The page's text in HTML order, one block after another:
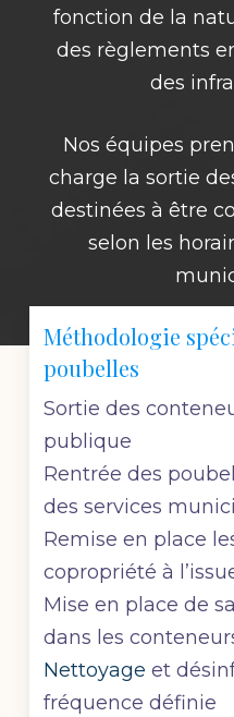
fonction de la
des règlements
des
Nos équipes
charge la sortie
destinées à être
selon les
Méthodologie
poubelles
Sortie des
publique
Rentrée des
des services
Remise en place
copropriété à
Mise en place de
dans les
Nettoyage et
fréquence définie